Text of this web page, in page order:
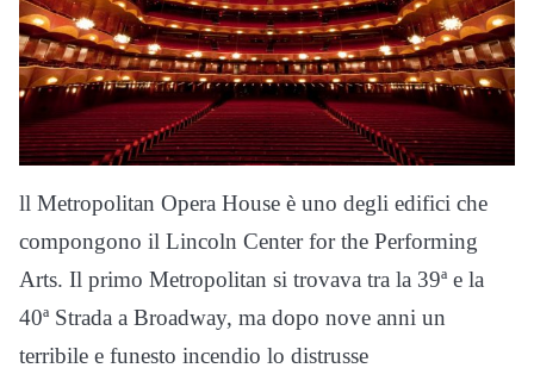
ll Metropolitan Opera House è uno degli edifici che
compongono il Lincoln Center for the Performing
Arts. Il primo Metropolitan si trovava tra la 39ª e la
40ª Strada a Broadway, ma dopo nove anni un
terribile e funesto incendio lo distrusse